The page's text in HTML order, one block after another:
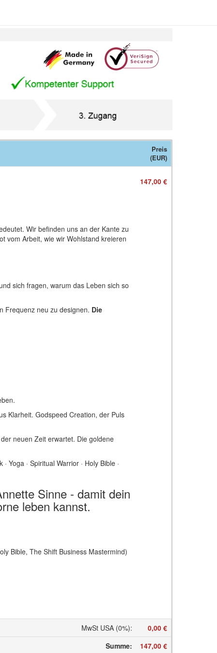
Preis
(EUR)
Wir befinden uns an der Kante zu
vom Arbeit, wie wir Wohlstand kreieren
sich fragen, warum das Leben sich so
Frequenz neu zu designen. Die
Klarheit. Godspeed Creation, der Puls
neuen Zeit erwartet. Die goldene
· Spiritual Warrior · Holy Bible ·
Sinne - damit dein
leben kannst.
Bible, The Shift Business Mastermind)
147,00 €
MwSt USA (0%):
0,00 €
Summe: 147,00 €